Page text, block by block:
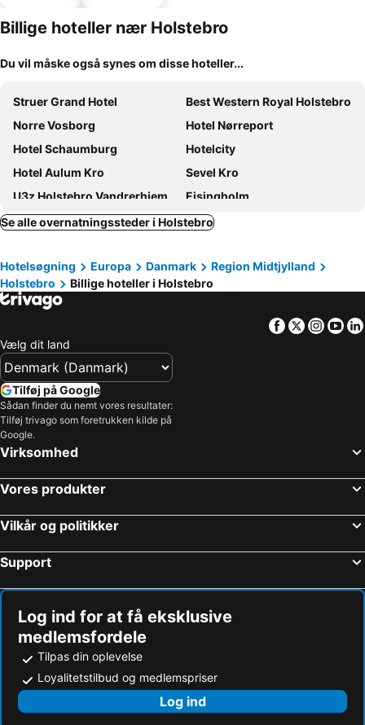
Billige hoteller nær Holstebro
Du vil måske også synes om disse hoteller...
Struer Grand Hotel
Best Western Royal Holstebro
Norre Vosborg
Hotel Nørreport
Hotel Schaumburg
Hotelcity
Hotel Aulum Kro
Sevel Kro
U3z Holstebro Vandrerhjem
Ejsingholm
Hotel Best Western Ny Skovlund
Cozy Hometel in Holstebro
Se alle overnatningssteder i Holstebro
Hotelsøgning Europa Danmark
Region Midtjylland
Holstebro
Billige hoteller i Holstebro
Facebook
Twitter
Vælg dit land
Tilføj på Google
Sådan finder du nemt vores resultater:
Tilføj trivago som foretrukken kilde på
Google.
Virksomhed
Vores produkter
Vilkår og politikker
Support
Log ind for at få eksklusive
medlemsfordele
Tilpas din oplevelse
Loyalitetstilbud og medlemspriser
Log ind